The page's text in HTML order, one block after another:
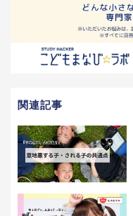
関連記事